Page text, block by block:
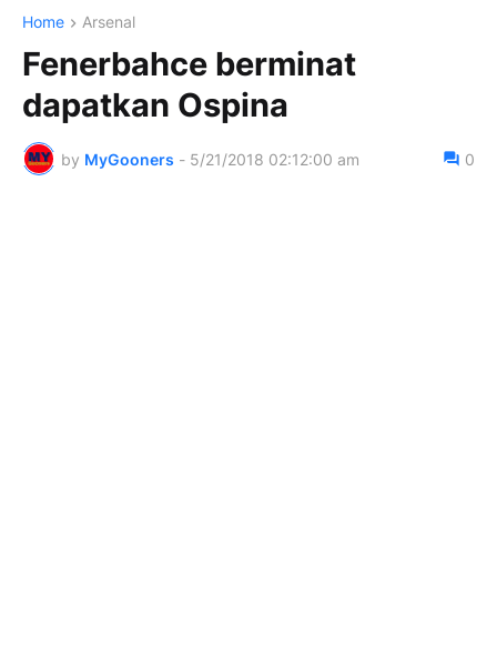
Home Arsenal
Fenerbahce berminat
dapatkan Ospina
by MyGooners - 5/21/2018 02:12:00 am 0